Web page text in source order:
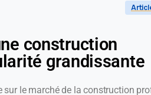
construction
grandissante
sur le marché de la construction